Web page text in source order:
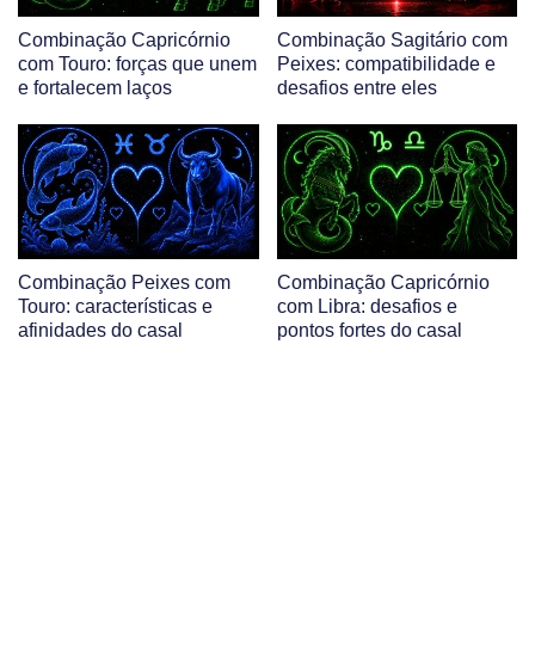
Combinação Capricórnio
com Touro: forças que unem
e fortalecem laços
Combinação Sagitário com
Peixes: compatibilidade e
desafios entre eles
Combinação Peixes com
Touro: características e
afinidades do casal
Combinação Capricórnio
com Libra: desafios e
pontos fortes do casal